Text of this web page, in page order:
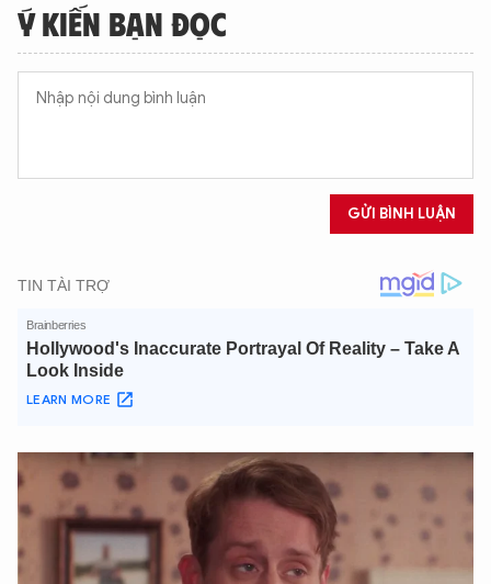
Ý KIẾN BẠN ĐỌC
GỬI BÌNH LUẬN